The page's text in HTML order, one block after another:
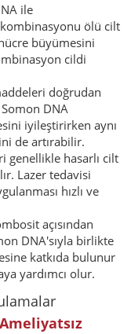
ile
ölü cilt
büyümesini
cildi
doğrudan
DNA
iyileştirirken aynı
de artırabilir.
genellikle hasarlı cilt
Lazer tedavisi
hızlı ve
açısından
DNA'sıyla birlikte
katkıda bulunur
yardımcı olur.
Ameliyatsız